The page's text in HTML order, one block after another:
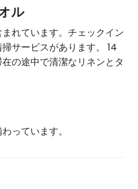
ル
れています。チェックイン
サービスがあります。 14
の途中で清潔なリネンとタ
っています。